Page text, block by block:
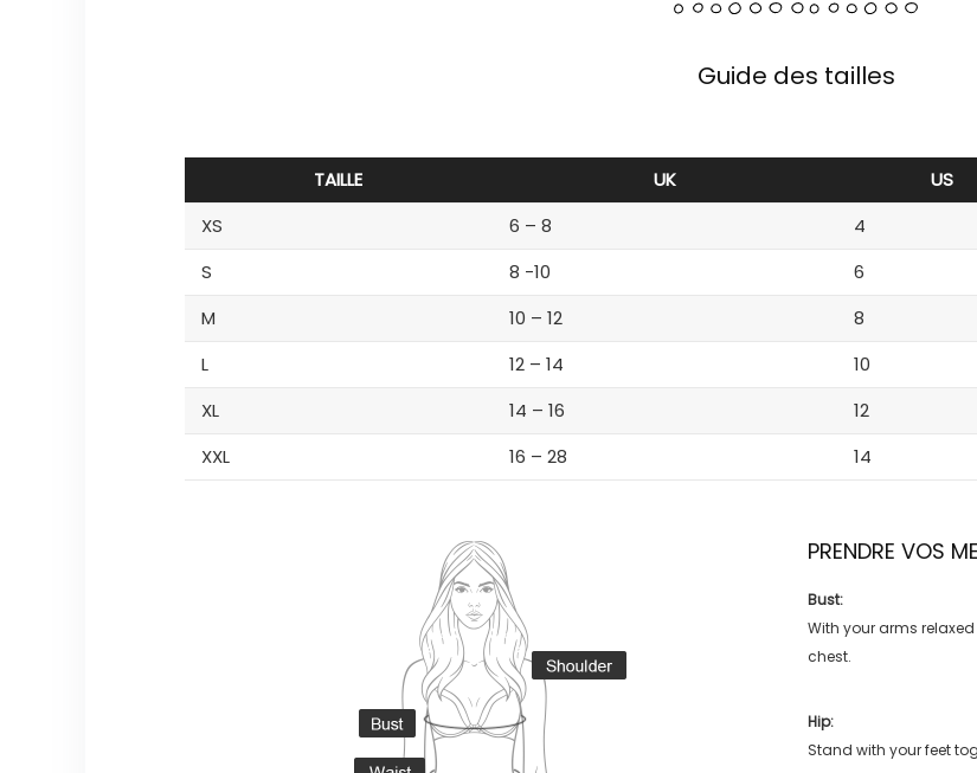
Guide des tailles
TAILLE UK US
XS
6 – 8 4
S
8 -10 6
M
10 – 12 8
L
12 – 14 10
XL
14 – 16 12
XXL
16 – 28 14
PRENDRE VOS
Bust:
With your arms
chest.
Hip:
Stand with your feet